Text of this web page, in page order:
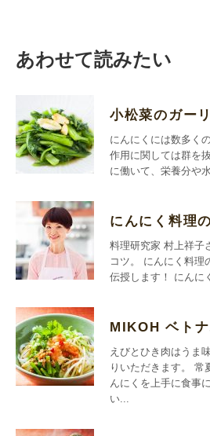
あわせて読みたい
小松菜のガー
にんにくには数多く
作用に関しては群を
に働いて、栄養分や
にんにく料理
料理研究家 村上祥子
コツ。 にんにく料理
伝授します！ にんに
MIKOH ベト
えびとひき肉はうま
りいただきます。 常
んにくを上手に食事
い...